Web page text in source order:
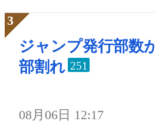
ジャンプ発行部数
部割れ 251
08月06日 12:17